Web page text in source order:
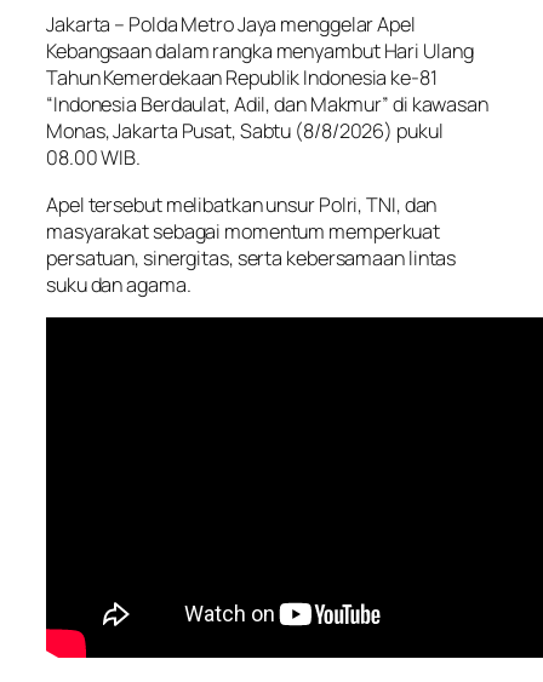
Jakarta – Polda Metro Jaya menggelar Apel
Kebangsaan dalam rangka menyambut Hari Ulang
Tahun Kemerdekaan Republik Indonesia ke-81
“Indonesia Berdaulat, Adil, dan Makmur” di kawasan
Monas, Jakarta Pusat, Sabtu (8/8/2026) pukul
08.00 WIB.
Apel tersebut melibatkan unsur Polri, TNI, dan
masyarakat sebagai momentum memperkuat
persatuan, sinergitas, serta kebersamaan lintas
suku dan agama.